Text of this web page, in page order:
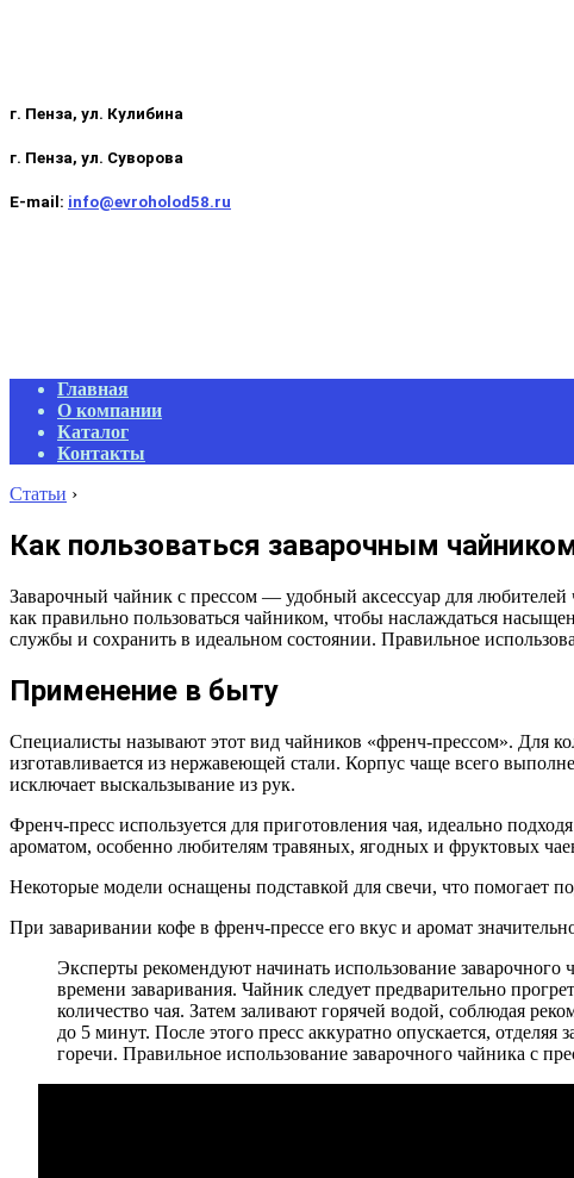
г. Пенза, ул. Кулибина
г. Пенза, ул. Суворова
E-mail: info@evroholod58.ru
Primary
Navigation
Menu
Главная
О компании
Каталог
Контакты
Статьи ›
Как пользоваться заварочным
Заварочный чайник с прессом — удобный аксессуар для
как правильно пользоваться чайником, чтобы наслаждаться
службы и сохранить в идеальном состоянии. Правильное
Применение в быту
Специалисты называют этот вид чайников «френч-прессом». Для
изготавливается из нержавеющей стали. Корпус чаще всего
исключает выскальзывание из рук.
Френч-пресс используется для приготовления чая, идеально
ароматом, особенно любителям травяных, ягодных и фруктовых
Некоторые модели оснащены подставкой для свечи, что помогает
При заваривании кофе в френч-прессе его вкус и аромат
Эксперты рекомендуют начинать использование
времени заваривания. Чайник следует предварительно
количество чая. Затем заливают горячей водой, соблюдая
до 5 минут. После этого пресс аккуратно опускается,
горечи. Правильное использование заварочного чайника с